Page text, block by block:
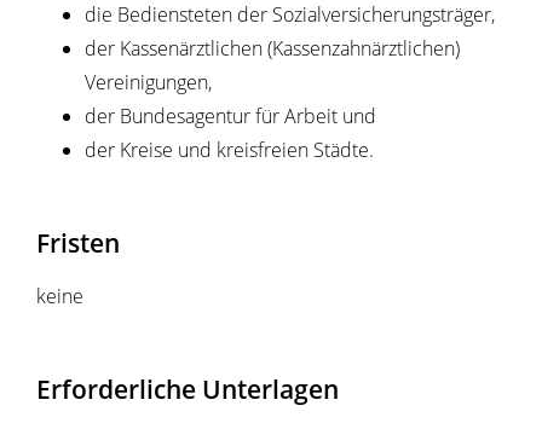
die Bediensteten der Sozialversicherungsträger,
der Kassenärztlichen (Kassenzahnärztlichen)
Vereinigungen,
der Bundesagentur für Arbeit und
der Kreise und kreisfreien Städte.
Fristen
keine
Erforderliche Unterlagen